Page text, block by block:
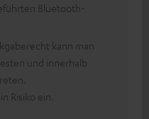
Bluetooth-
kann man
und innerhalb
Risiko ein.